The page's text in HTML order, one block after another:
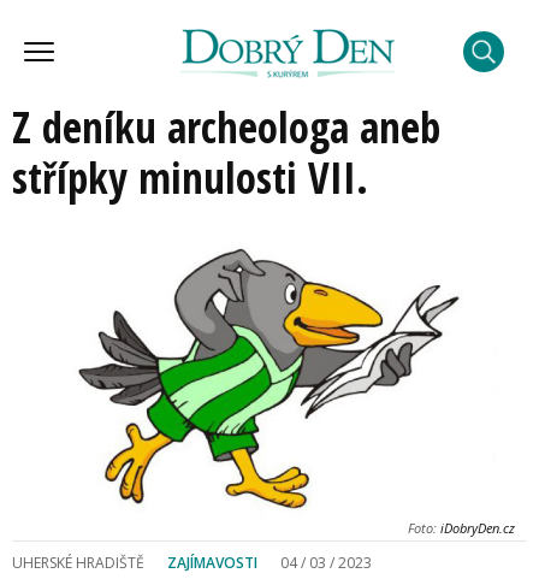
Z deníku archeologa aneb
střípky minulosti VII.
Foto: iDobryDen.cz
UHERSKÉ HRADIŠTĚ ZAJÍMAVOSTI 04 / 03 / 2023